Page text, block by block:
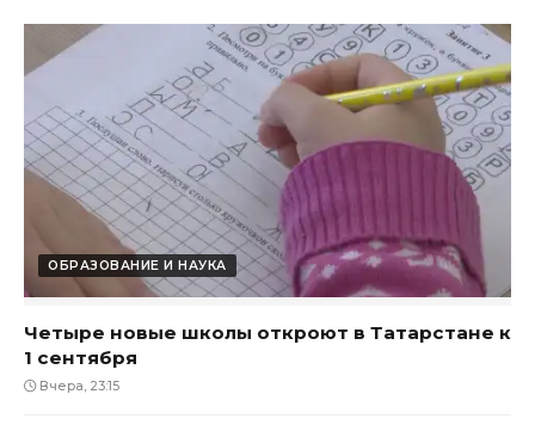
ОБРАЗОВАНИЕ И НАУКА
Четыре новые школы откроют в Татарстане к
1 сентября
Вчера, 23:15